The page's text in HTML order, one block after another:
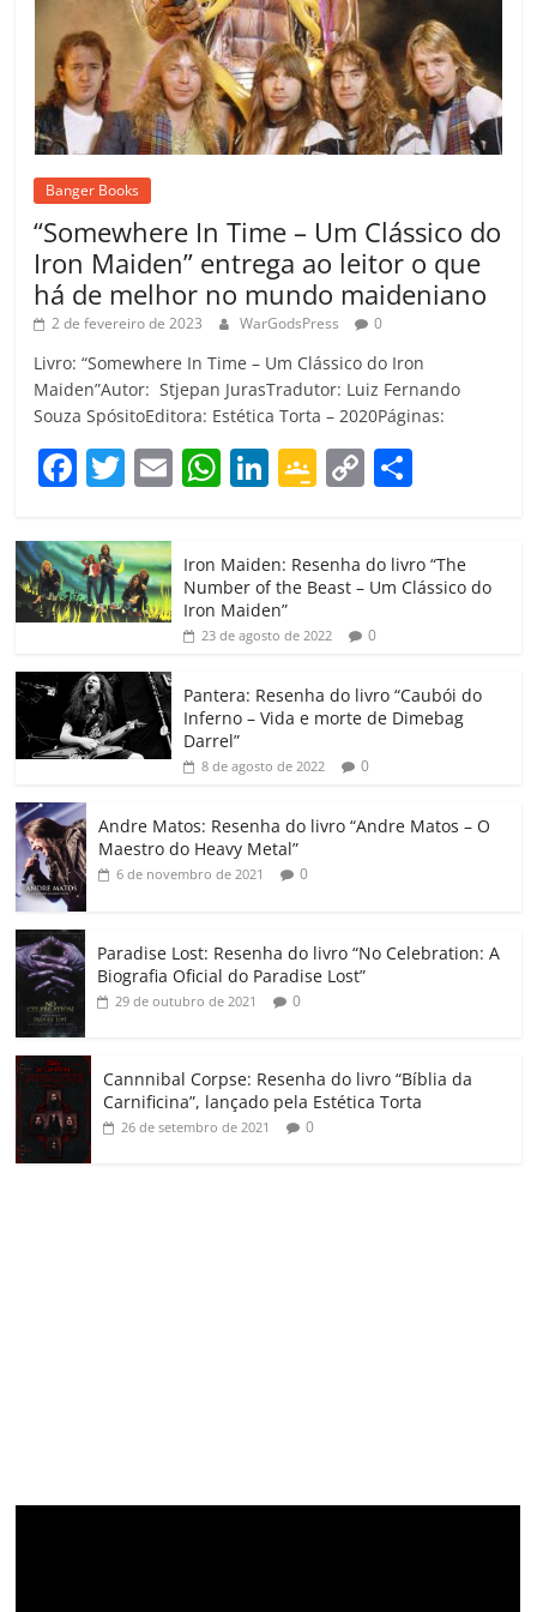
Banger Books
“Somewhere In Time – Um Clássico do
Iron Maiden” entrega ao leitor o que
há de melhor no mundo maideniano
2 de fevereiro de 2023 WarGodsPress 0
Livro: “Somewhere In Time – Um Clássico do Iron
Maiden”Autor: Stjepan JurasTradutor: Luiz Fernando
Souza SpósitoEditora: Estética Torta – 2020Páginas:
F
c
e
b
o
o
k
T
itt
er
E W
at
s
A
p
Li
e
dI
G
gl
e
Cl
a
ss
ro
o
C
p
y
Li
k
m
p
h
ar
Iron Maiden: Resenha do livro “The
Number of the Beast – Um Clássico do
Iron Maiden”
23 de agosto de 2022 0
Pantera: Resenha do livro “Caubói do
Inferno – Vida e morte de Dimebag
Darrel”
8 de agosto de 2022 0
Andre Matos: Resenha do livro “Andre Matos – O
Maestro do Heavy Metal”
6 de novembro de 2021 0
Paradise Lost: Resenha do livro “No Celebration: A
Biografia Oficial do Paradise Lost”
29 de outubro de 2021 0
Cannnibal Corpse: Resenha do livro “Bíblia da
Carnificina”, lançado pela Estética Torta
26 de setembro de 2021 0